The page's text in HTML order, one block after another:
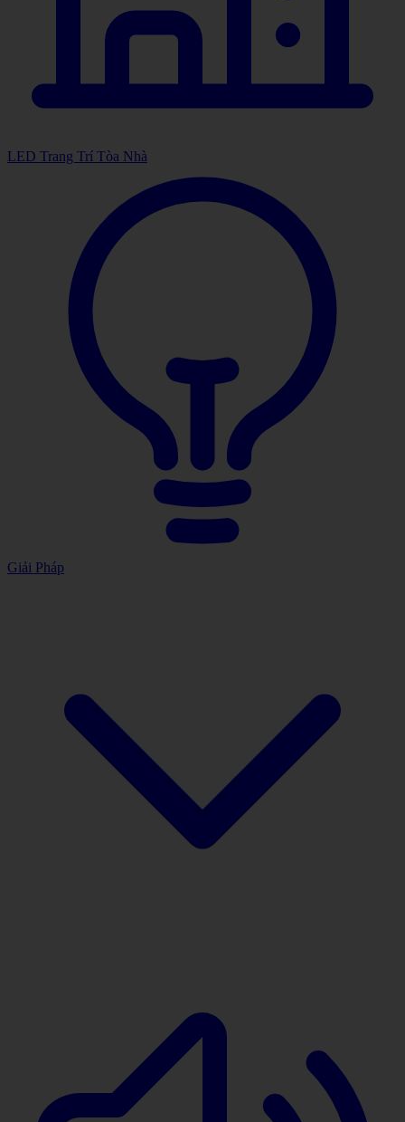
LED Trang Trí Tòa Nhà
Giải Pháp